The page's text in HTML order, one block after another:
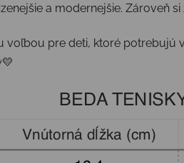
a modernejšie. Zároveň
voľbou pre deti, ktoré potrebujú